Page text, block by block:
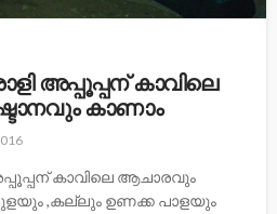
അപ്പൂപ്പന് കാവിലെ
കാണാം
കാവിലെ ആചാരവും
,കല്ലും ഉണക്ക പാളയും